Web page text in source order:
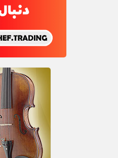
تی رکس | T.Rex
جیمز نلیگان | James Neligan
داداریو | D'Addario
رمو | Remo
روتوساند Rotosound l
ریکو | Rico
زیلجیان Zildjian l